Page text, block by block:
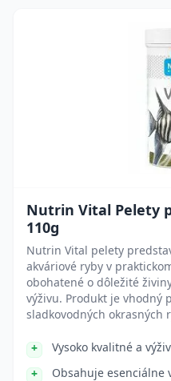
Nutrin Vital Pelety
110g
Nutrin Vital pelety
akváriové ryby v
obohatené o dôležité
výživu. Produkt je vhodný
sladkovodných okrasných
Vysoko kvalitné a
Obsahuje esenciálne